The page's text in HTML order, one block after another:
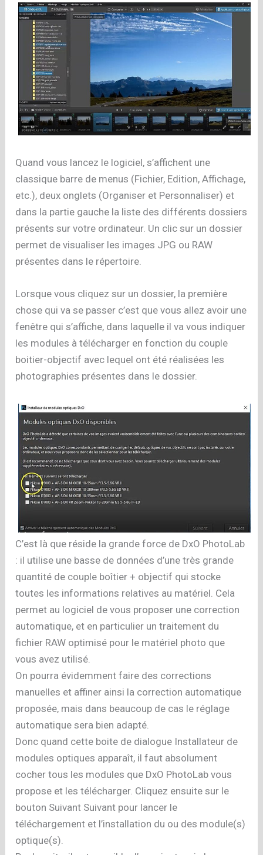
Quand vous lancez le logiciel, s’affichent une
classique barre de menus (Fichier, Edition, Affichage,
etc.), deux onglets (Organiser et Personnaliser) et
dans la partie gauche la liste des différents dossiers
présents sur votre ordinateur. Un clic sur un dossier
permet de visualiser les images JPG ou RAW
présentes dans le répertoire.
Lorsque vous cliquez sur un dossier, la première
chose qui va se passer c’est que vous allez avoir une
fenêtre qui s’affiche, dans laquelle il va vous indiquer
les modules à télécharger en fonction du couple
boitier-objectif avec lequel ont été réalisées les
photographies présentes dans le dossier.
C’est là que réside la grande force de DxO PhotoLab
: il utilise une basse de données d’une très grande
quantité de couple boîtier + objectif qui stocke
toutes les informations relatives au matériel. Cela
permet au logiciel de vous proposer une correction
automatique, et en particulier un traitement du
fichier RAW optimisé pour le matériel photo que
vous avez utilisé.
On pourra évidemment faire des corrections
manuelles et affiner ainsi la correction automatique
proposée, mais dans beaucoup de cas le réglage
automatique sera bien adapté.
Donc quand cette boite de dialogue Installateur de
modules optiques apparaît, il faut absolument
cocher tous les modules que DxO PhotoLab vous
propose et les télécharger. Cliquez ensuite sur le
bouton Suivant Suivant pour lancer le
téléchargement et l’installation du ou des module(s)
optique(s).